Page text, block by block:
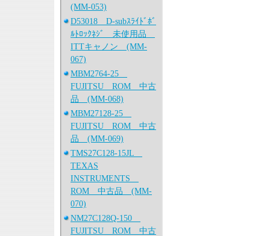
(MM-053)
D53018 D-subｽﾗｲﾄﾞﾎﾞ
ﾙﾄﾛｯｸﾈｼﾞ 未使用品
ITTキャノン (MM-
067)
MBM2764-25
FUJITSU ROM 中古
品 (MM-068)
MBM27128-25
FUJITSU ROM 中古
品 (MM-069)
TMS27C128-15JL
TEXAS
INSTRUMENTS
ROM 中古品 (MM-
070)
NM27C128Q-150
FUJITSU ROM 中古